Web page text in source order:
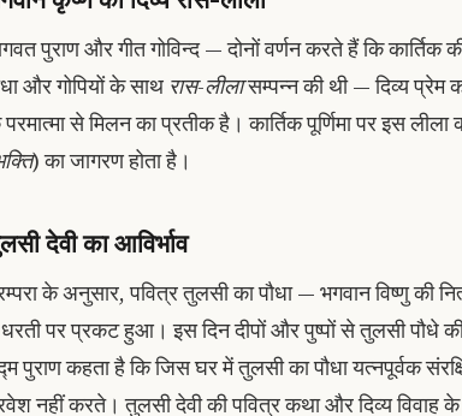
पुराण और गीत गोविन्द — दोनों वर्णन करते हैं कि कार्तिक
और गोपियों के साथ रास-लीलासम्पन्न की थी — दिव्य प्रेम
से मिलन का प्रतीक है। कार्तिक पूर्णिमा पर इस
) का जागरण होता है।
देवी का आविर्भाव
के अनुसार, पवित्र तुलसी का पौधा — भगवान विष्णु की
पर प्रकट हुआ। इस दिन दीपों और पुष्पों से तुलसी पौधे
पुराण कहता है कि जिस घर में तुलसी का पौधा यत्नपूर्वक
नहीं करते। तुलसी देवी की पवित्र कथा और दिव्य विवाह